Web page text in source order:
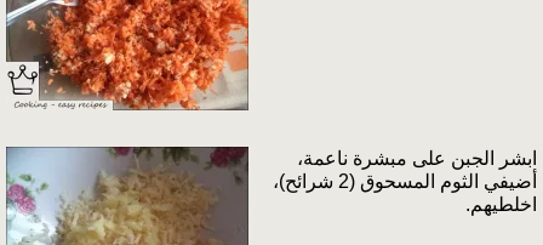
ابشر الجبن على مبشرة ناعمة،
أضيفي الثوم المسحوق (2 شرائح)،
اخلطيهم.